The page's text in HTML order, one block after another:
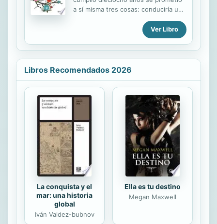
humillaciones aguanta un ególatra
¿La razón domina el instinto sexual o
viceversa? Lujuria, fantasías,
transgresión y...
a sí misma tres cosas: conduciría una
valdría por sí misma. Diecinueve años
después, a punto de cumplir los
apañárselas como ha podido.
Mientras su hija vive en casa, las
cuando Emma empieza la
universidad, Anette descubre que
una cosa es ser madre soltera con
hijos, pero serlo sin ellos es energía
femenina desaprovechada. ¡Nunca
en su vida había tenido tanto tiempo
libre! ¿Se apuntará a conocer a
Ver Libro
Libros Recomendados 2026
La conquista y el
mar: una historia
global
Iván Valdez-bubnov
Ella es tu destino
Megan Maxwell